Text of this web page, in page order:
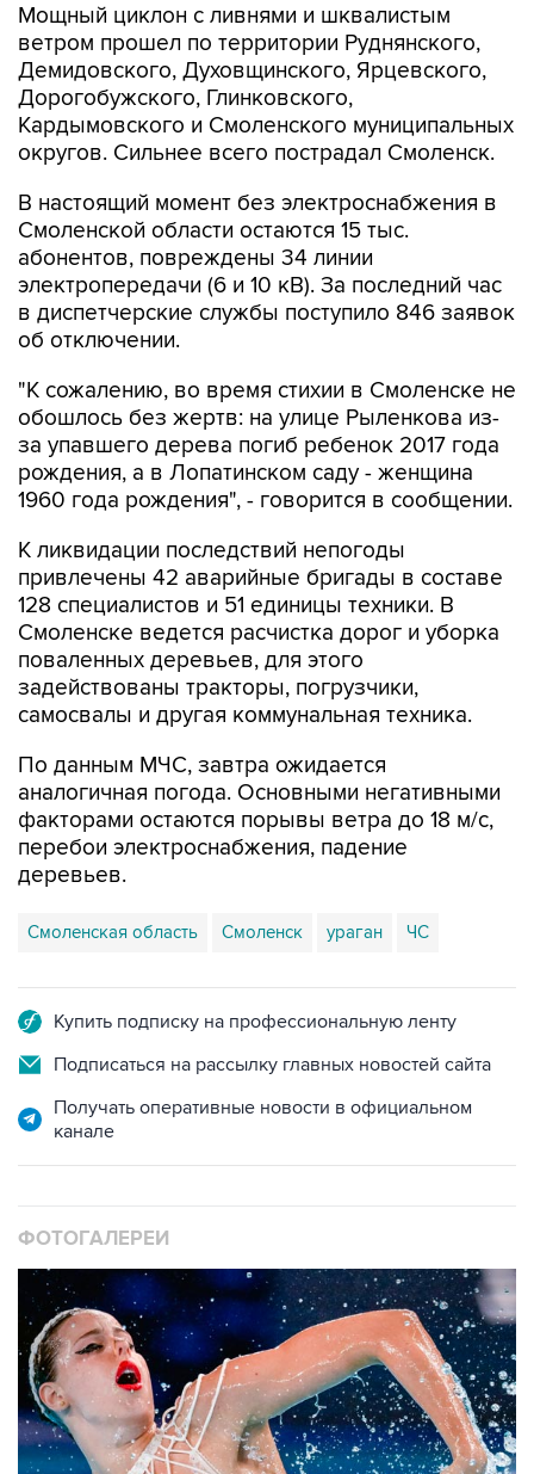
Мощный циклон с ливнями и шквалистым
ветром прошел по территории Руднянского,
Демидовского, Духовщинского, Ярцевского,
Дорогобужского, Глинковского,
Кардымовского и Смоленского муниципальных
округов. Сильнее всего пострадал Смоленск.
В настоящий момент без электроснабжения в
Смоленской области остаются 15 тыс.
абонентов, повреждены 34 линии
электропередачи (6 и 10 кВ). За последний час
в диспетчерские службы поступило 846 заявок
об отключении.
"К сожалению, во время стихии в Смоленске не
обошлось без жертв: на улице Рыленкова из-
за упавшего дерева погиб ребенок 2017 года
рождения, а в Лопатинском саду - женщина
1960 года рождения", - говорится в сообщении.
К ликвидации последствий непогоды
привлечены 42 аварийные бригады в составе
128 специалистов и 51 единицы техники. В
Смоленске ведется расчистка дорог и уборка
поваленных деревьев, для этого
задействованы тракторы, погрузчики,
самосвалы и другая коммунальная техника.
По данным МЧС, завтра ожидается
аналогичная погода. Основными негативными
факторами остаются порывы ветра до 18 м/с,
перебои электроснабжения, падение
деревьев.
Смоленская область Смоленск ураган ЧС
Купить подписку на профессиональную ленту
Подписаться на рассылку главных новостей сайта
Получать оперативные новости в официальном
канале
ФОТОГАЛЕРЕИ